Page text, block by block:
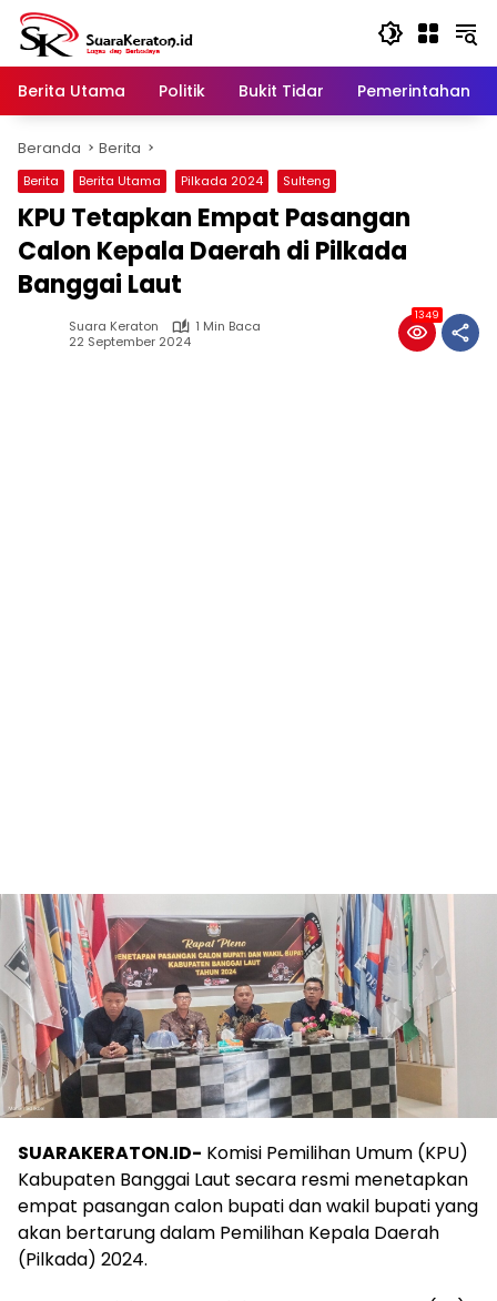
Langsung
konten
Berita Utama
Politik Bukit Tidar Pemerintahan
Beranda Berita
Berita Berita Utama Pilkada 2024 Sulteng
KPU Tetapkan Empat Pasangan
Calon Kepala Daerah di Pilkada
Banggai Laut
Suara Keraton
1 Min Baca
22 September 2024
1349
SUARAKERATON.ID- Komisi Pemilihan Umum (KPU)
Kabupaten Banggai Laut secara resmi menetapkan
empat pasangan calon bupati dan wakil bupati yang
akan bertarung dalam Pemilihan Kepala Daerah
(Pilkada) 2024.